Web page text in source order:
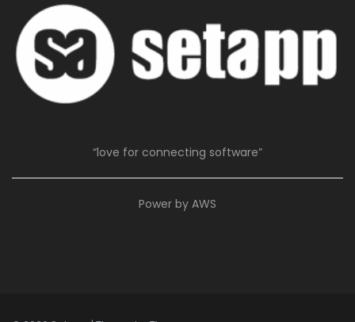
“love for connecting software”
Power by AWS